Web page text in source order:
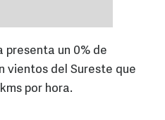
presenta un 0% de
vientos del Sureste que
por hora.